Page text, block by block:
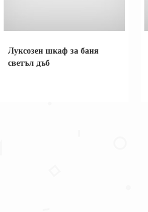
Луксозен шкаф за баня
светъл дъб